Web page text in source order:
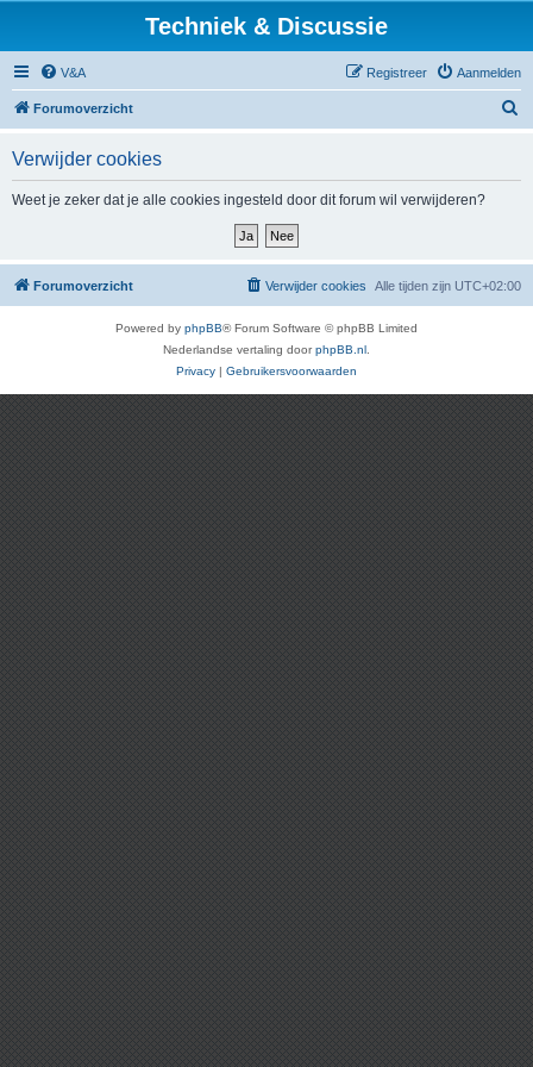
Techniek & Discussie
V&A Aanmelden
Registreer
Forumoverzicht
Verwijder cookies
Weet je zeker dat je alle cookies ingesteld door dit forum wil verwijderen?
Forumoverzicht Alle tijden zijn UTC+02:00
Verwijder cookies
Powered by phpBB® Forum Software © phpBB Limited
Nederlandse vertaling doorphpBB.nl
Privacy | Gebruikersvoorwaarden